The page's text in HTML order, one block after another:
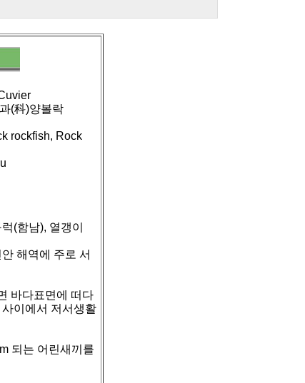
(科)양볼락
rockfish, Rock
(함남), 열갱이
해역에 주로 서
바다표면에 떠다
이에서 저서생활
되는 어린새끼를